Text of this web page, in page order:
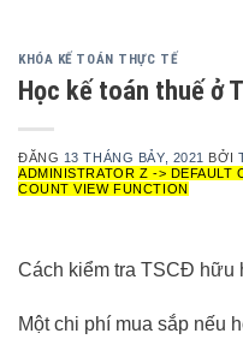
KHÓA KẾ TOÁN THỰC TẾ
Học kế toán thuế ở
ĐĂNG 13 THÁNG BẢY, 2021 BỞI
ADMINISTRATOR Z -> DEFAULT
COUNT VIEW FUNCTION
Cách kiểm tra TSCĐ hữu
Một chi phí mua sắp nếu